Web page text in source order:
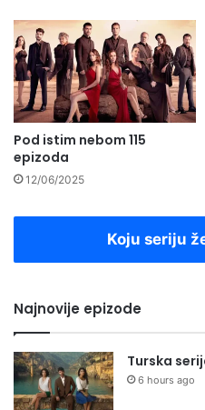
Pod istim nebom 115
epizoda
12/06/2025
Koju seriju
Najnovije epizode
Turska
6 hours ago